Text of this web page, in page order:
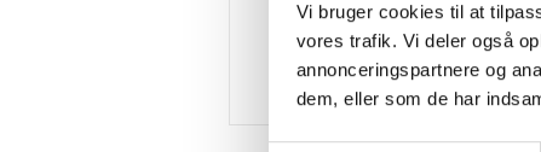
Vi bruger cookies til at
vores trafik. Vi deler også
annonceringspartnere og
dem, eller som de har